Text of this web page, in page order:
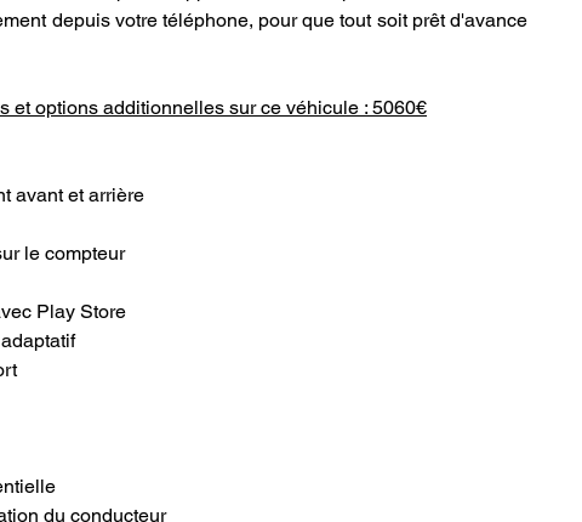
depuis votre téléphone, pour que tout soit prêt d'avance
et options additionnelles sur ce véhicule : 5060€
avant et arrière
le compteur
Play Store
du conducteur